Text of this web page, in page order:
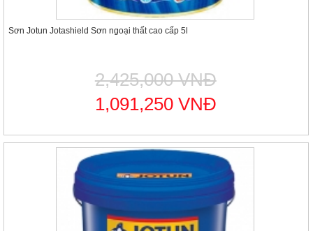
Sơn Jotun Jotashield Sơn ngoại thất cao cấp 5l
2,425,000 VNĐ
1,091,250 VNĐ